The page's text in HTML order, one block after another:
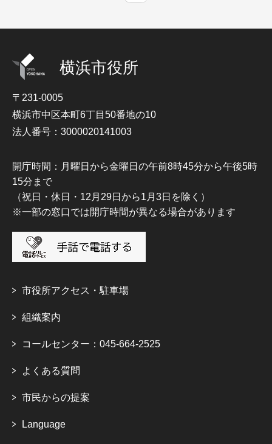
横浜市役所
〒231-0005
横浜市中区本町6丁目50番地の10
法人番号：3000020141003
開庁時間：月曜日から金曜日の午前8時45分から午後5時
15分まで
（祝日・休日・12月29日から1月3日を除く）
※一部の窓口では開庁時間が異なる場合があります
市役所アクセス・駐車場
組織案内
コールセンター：045-664-2525
よくある質問
市民からの提案
Language